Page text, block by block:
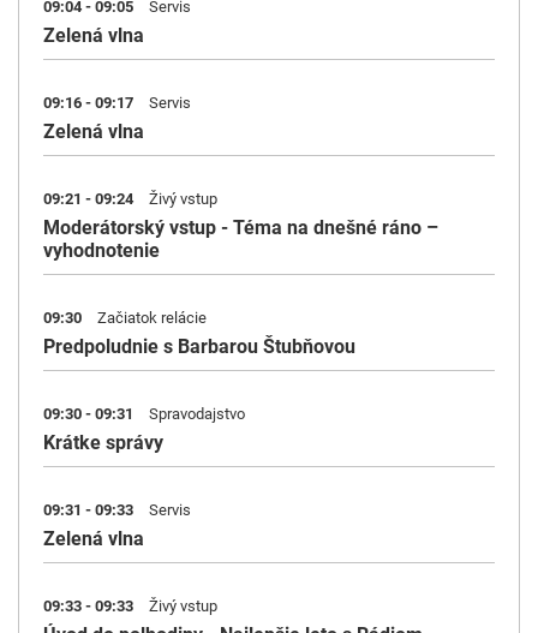
09:04 - 09:05 Servis
Zelená vlna
09:16 - 09:17 Servis
Zelená vlna
09:21 - 09:24 Živý vstup
Moderátorský vstup - Téma na dnešné ráno –
vyhodnotenie
09:30 Začiatok relácie
Predpoludnie s Barbarou Štubňovou
09:30 - 09:31 Spravodajstvo
Krátke správy
09:31 - 09:33 Servis
Zelená vlna
09:33 - 09:33 Živý vstup